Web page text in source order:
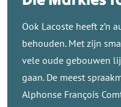
Ook Lacoste heeft z’n
behouden. Met zijn
vele oude gebouwen
gaan. De meest
Alphonse François